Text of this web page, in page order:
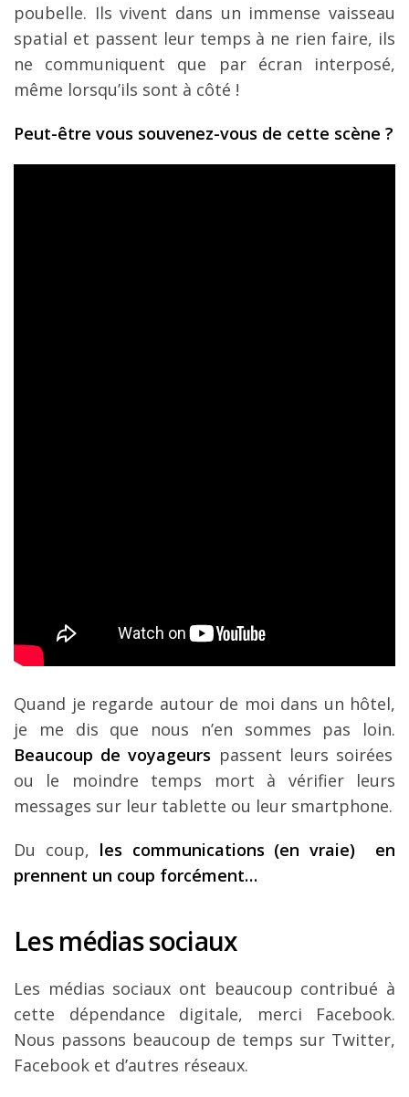
poubelle. Ils vivent dans un immense vaisseau
spatial et passent leur temps à ne rien faire, ils
ne communiquent que par écran interposé,
même lorsqu’ils sont à côté !
Peut-être vous souvenez-vous de cette scène ?
Quand je regarde autour de moi dans un hôtel,
je me dis que nous n’en sommes pas loin.
Beaucoup de voyageurs passent leurs soirées
ou le moindre temps mort à vérifier leurs
messages sur leur tablette ou leur smartphone.
Du coup, les communications (en vraie) en
prennent un coup forcément…
Les médias sociaux
Les médias sociaux ont beaucoup contribué à
cette dépendance digitale, merci Facebook.
Nous passons beaucoup de temps sur Twitter,
Facebook et d’autres réseaux.